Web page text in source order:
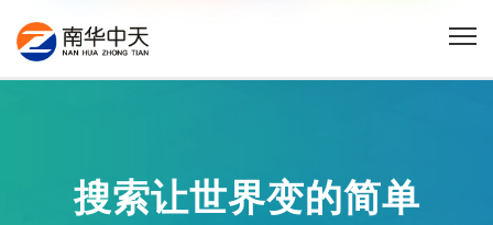
搜索让世界变的简单